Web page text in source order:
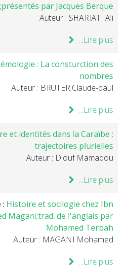
par Jacques Berque.
Auteur : SHARIATI Ali
Lire plus...
: La consturction des
nombres
Auteur : BRUTER,Claude-paul
Lire plus...
et identités dans la Caraïbe :
trajectoires plurielles
Auteur : Diouf Mamadou
Lire plus...
Histoire et socilogie chez Ibn
Magani;trad. de l'anglais par
Mohamed Terbah
Auteur : MAGANI Mohamed
Lire plus...